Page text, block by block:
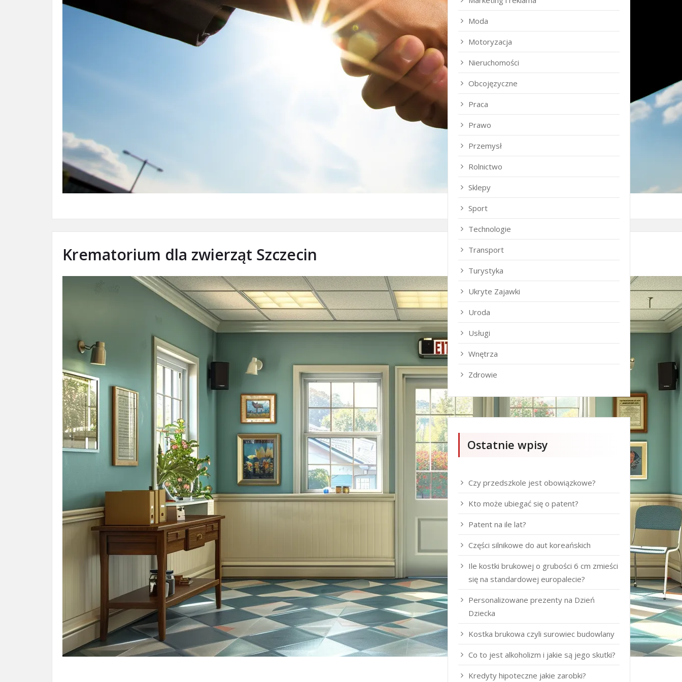
Krematorium dla zwierząt Szczecin
Moda
Motoryzacja
Nieruchomości
Obcojęzyczne
Praca
Prawo
Przemysł
Rolnictwo
Sklepy
Sport
Technologie
Transport
Turystyka
Ukryte Zajawki
Uroda
Usługi
Wnętrza
Zdrowie
Ostatnie wpisy
Czy przedszkole jest obowiązkowe?
Kto może ubiegać się o patent?
Patent na ile lat?
Części silnikowe do aut koreańskich
Ile kostki brukowej o grubości 6 cm zmieści
się na standardowej europalecie?
Personalizowane prezenty na Dzień
Dziecka
Kostka brukowa czyli surowiec budowlany
Co to jest alkoholizm i jakie są jego skutki?
Kredyty hipoteczne jakie zarobki?